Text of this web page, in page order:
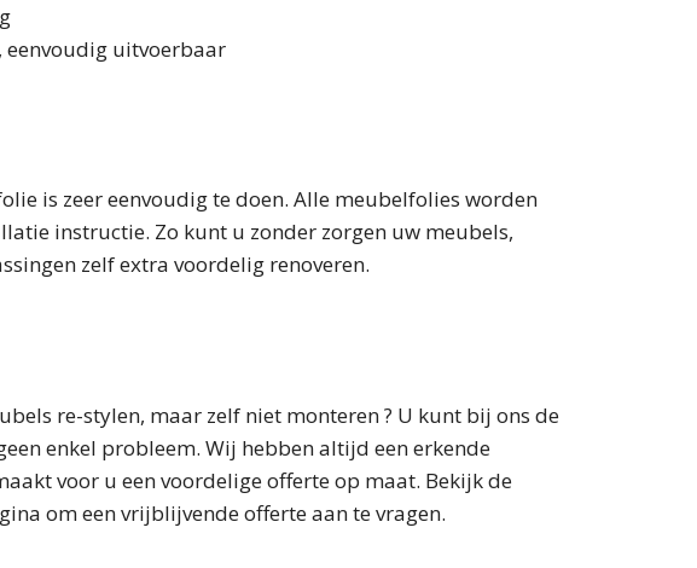
eenvoudig uitvoerbaar
is zeer eenvoudig te doen. Alle meubelfolies worden
instructie. Zo kunt u zonder zorgen uw meubels,
zelf extra voordelig renoveren.
re-stylen, maar zelf niet monteren ? U kunt bij ons de
enkel probleem. Wij hebben altijd een erkende
voor u een voordelige offerte op maat. Bekijk de
om een vrijblijvende offerte aan te vragen.